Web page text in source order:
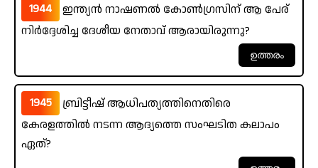
1944
ഇന്ത്യൻ നാഷണൽ കോൺഗ്രസിന് ആ പേര്
നിർദ്ദേശിച്ച ദേശീയ നേതാവ് ആരായിരുന്നു?
1945
ബ്രിട്ടീഷ് ആധിപത്യത്തിനെതിരെ
കേരളത്തിൽ നടന്ന ആദ്യത്തെ സംഘടിത കലാപം
ഏത്?